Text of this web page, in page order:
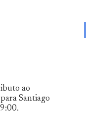
ao
Santiago